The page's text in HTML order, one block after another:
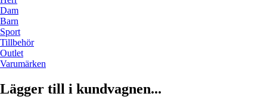
Dam
Barn
Sport
Tillbehör
Outlet
Varumärken
Lägger till i kundvagnen...